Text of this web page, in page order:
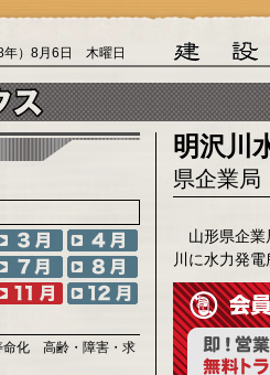
年）8月6日 木曜日
命化 高齢・障害・求
明沢川
県企業局
山形県企業
川に水力発